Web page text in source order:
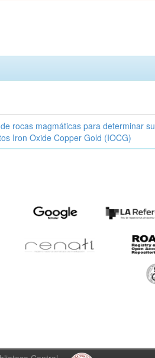
rocas magmáticas para determinar su
Iron Oxide Copper Gold (IOCG)